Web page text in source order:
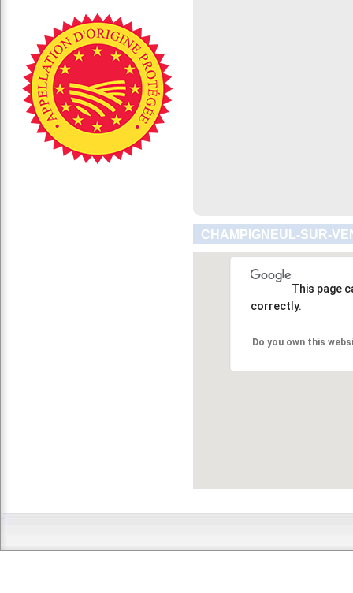
CHAMPIGNEUL-SUR-
This page
correctly.
Do you own this